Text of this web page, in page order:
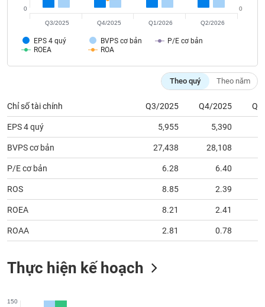
EPS 4 quý BVPS cơ bản
P/E cơ bản
ROEA
ROA
0 0
Q3/2025 Q4/2025 Q1/2026 Q2/2026
Theo quý Theo năm
Chỉ số tài chính Q3/2025 Q4/2025
EPS 4 quý 5,955 5,390
BVPS cơ bản 27,438 28,108
P/E cơ bản 6.28 6.40
ROS 8.85 2.39
ROEA 8.21 2.41
ROAA 2.81 0.78
Thực hiện kế hoạch
150